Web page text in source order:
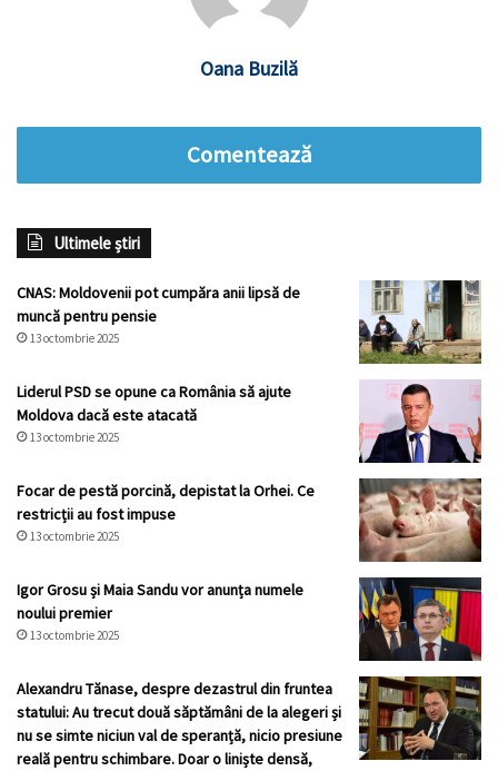
Oana Buzilă
Comentează
Ultimele știri
CNAS: Moldovenii pot cumpăra anii lipsă de
muncă pentru pensie
13 octombrie 2025
Liderul PSD se opune ca România să ajute
Moldova dacă este atacată
13 octombrie 2025
Focar de pestă porcină, depistat la Orhei. Ce
restricții au fost impuse
13 octombrie 2025
Igor Grosu și Maia Sandu vor anunța numele
noului premier
13 octombrie 2025
Alexandru Tănase, despre dezastrul din fruntea
statului: Au trecut două săptămâni de la alegeri și
nu se simte niciun val de speranță, nicio presiune
reală pentru schimbare. Doar o liniște densă,